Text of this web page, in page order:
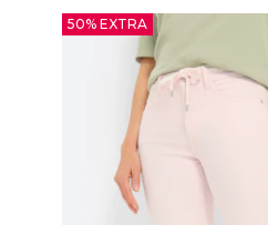
50% EXTRA